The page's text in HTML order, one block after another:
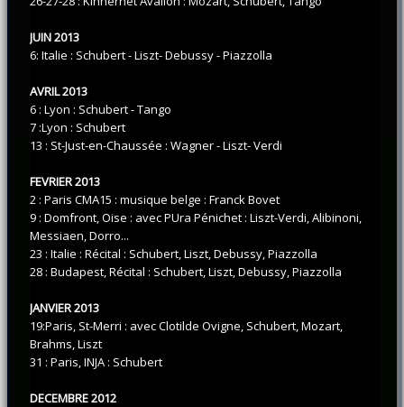
JUIN 2013
6: Italie : Schubert - Liszt- Debussy - Piazzolla
AVRIL 2013
6 : Lyon : Schubert - Tango
7 :Lyon : Schubert
13 : St-Just-en-Chaussée : Wagner - Liszt- Verdi
FEVRIER 2013
2 : Paris CMA15 : musique belge : Franck Bovet
9 : Domfront, Oise : avec PUra Pénichet : Liszt-Verdi, Alibinoni,
Messiaen, Dorro...
23 : Italie : Récital : Schubert, Liszt, Debussy, Piazzolla
28 : Budapest, Récital : Schubert, Liszt, Debussy, Piazzolla
JANVIER 2013
19:Paris, St-Merri : avec Clotilde Ovigne, Schubert, Mozart,
Brahms, Liszt
31 : Paris, INJA : Schubert
DECEMBRE 2012